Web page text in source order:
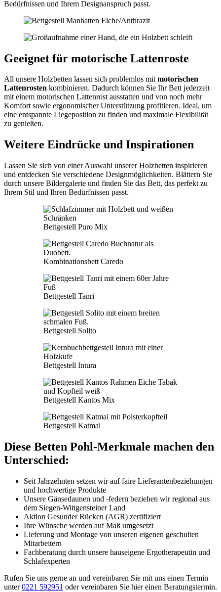
Bedürfnissen und Ihrem Designanspruch passt.
Geeignet für motorische Lattenroste
All unsere Holzbetten lassen sich problemlos mitmotorischen
Lattenrosten kombinieren. Dadurch können Sie Ihr Bett jederzeit
mit einem motorischen Lattenrost ausstatten und von noch mehr
Komfort sowie ergonomischer Unterstützung profitieren. Ideal, um
eine entspannte Liegeposition zu finden und maximale Flexibilität
zu genießen.
Weitere Eindrücke und Inspirationen
Lassen Sie sich von einer Auswahl unserer Holzbetten inspirieren
und entdecken Sie verschiedene Designmöglichkeiten. Blättern Sie
durch unsere Bildergalerie und finden Sie das Bett, das perfekt zu
Ihrem Stil und Ihren Bedürfnissen passt.
Bettgestell Puro Mix
Kombinationsbett Caredo
Bettgestell Tanri
Bettgestell Solito
Bettgestell Intura
Bettgestell Kantos Mix
Bettgestell Katmai
Diese Betten Pohl-Merkmale machen den
Unterschied:
Seit Jahrzehnten setzen wir auf faire Lieferantenbeziehungen
und hochwertige Produkte
Unsere Gänsedaunen und -federn beziehen wir regional aus
dem Siegen-Wittgensteiner Land
Aktion Gesunder Rücken (AGR) zertifiziert
Ihre Wünsche werden auf Maß umgesetzt
Lieferung und Montage von unseren eigenen geschulten
Mitarbeitern
Fachberatung durch unsere hauseigene Ergotherapeutin und
Schlafexperten
Rufen Sie uns gerne an und vereinbaren Sie mit uns einen Termin
unter0221 592951 oder vereinbaren Sie hier einen Beratungstermin.